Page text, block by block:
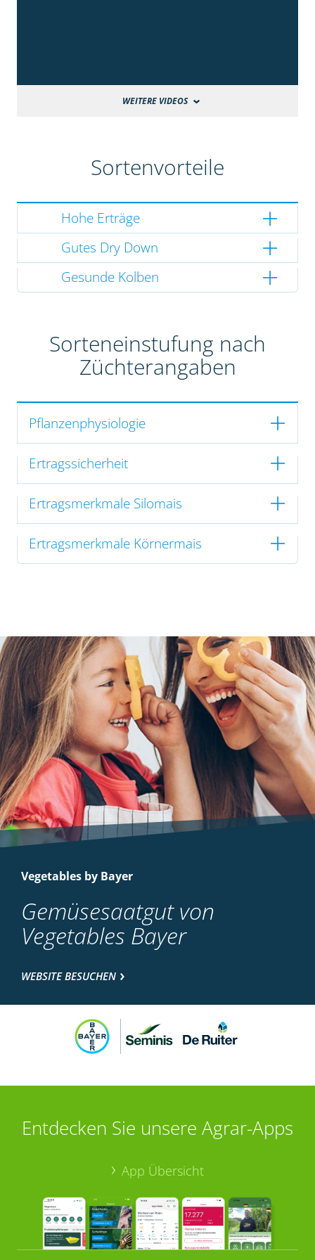
WEITERE VIDEOS
Sortenvorteile
Hohe Erträge
Gutes Dry Down
Gesunde Kolben
Sorteneinstufung nach
Züchterangaben
Pflanzenphysiologie
Ertragssicherheit
Ertragsmerkmale Silomais
Ertragsmerkmale Körnermais
Vegetables by Bayer
Gemüsesaatgut von
Vegetables Bayer
WEBSITE BESUCHEN
Entdecken Sie unsere Agrar-Apps
App Übersicht